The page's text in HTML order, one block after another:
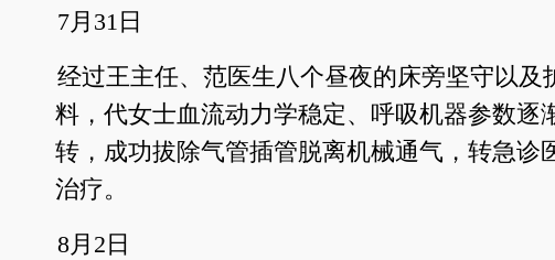
7月31日
经过王主任、范医生八个昼夜的床旁坚守以及
料，代女士血流动力学稳定、呼吸机器参数逐
转，成功拔除气管插管脱离机械通气，转急诊
治疗。
8月2日